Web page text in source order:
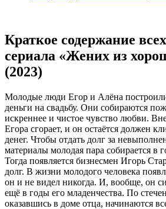
Краткое содержание
сериала «Жених из
(2023)
Молодые люди Егор и Алёна
деньги на свадьбу. Они собираются
искреннее и чистое чувство любви.
Егора сгорает, и он остаётся должен
денег. Чтобы отдать долг за
материалы молодая пара собирается в
Тогда появляется бизнесмен Игорь
долг. В жизни молодого человека
он и не видел никогда. И, вообще, он
ещё в годы его младенчества. По
оказавшись в доме отца, начинаются